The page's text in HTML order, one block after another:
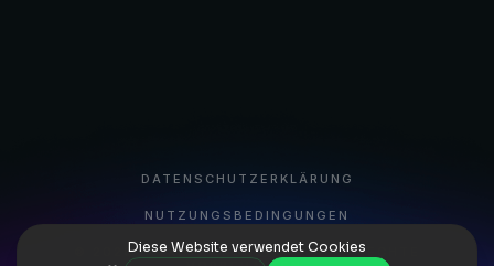
© 2026 BITKIP CONSULTING. ALLE RECHTE
DATENSCHUTZERKLÄRUNG
NUTZUNGSBEDINGUNGEN